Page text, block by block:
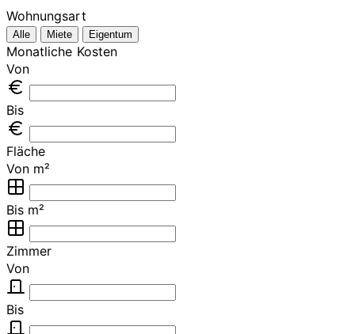
Wohnungsart
Alle Miete Eigentum
Monatliche Kosten
Von
Bis
Fläche
Von m²
Bis m²
Zimmer
Von
Bis